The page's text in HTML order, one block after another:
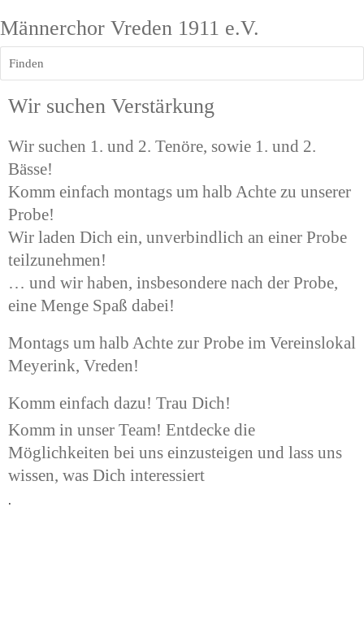
Männerchor Vreden 1911 e.V.
Finden
Wir suchen Verstärkung
Wir suchen 1. und 2. Tenöre, sowie 1. und 2.
Bässe!
Komm einfach montags um halb Achte zu unserer
Probe!
Wir laden Dich ein, unverbindlich an einer Probe
teilzunehmen!
… und wir haben, insbesondere nach der Probe,
eine Menge Spaß dabei!
Montags um halb Achte zur Probe im Vereinslokal
Meyerink, Vreden!
Komm einfach dazu! Trau Dich!
Komm in unser Team! Entdecke die
Möglichkeiten bei uns einzusteigen und lass uns
wissen, was Dich interessiert
.